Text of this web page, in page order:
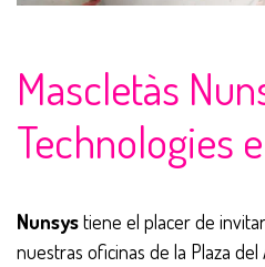
Mascletàs
Technologies
Nunsystiene el placer de
nuestras oficinas de la Plaza